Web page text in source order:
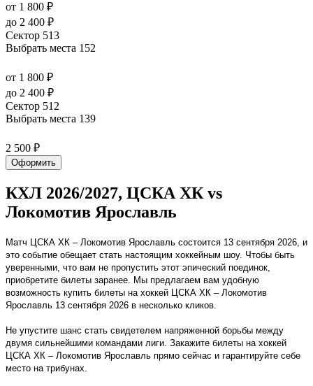
от 1 800 ₽
до 2 400 ₽
Сектор 513
Выбрать места 152
от 1 800 ₽
до 2 400 ₽
Сектор 512
Выбрать места 139
2 500 ₽
Оформить
КХЛ 2026/2027, ЦСКА ХК vs
Локомотив Ярославль
Матч ЦСКА ХК – Локомотив Ярославль состоится 13 сентября 2026, и
это событие обещает стать настоящим хоккейным шоу. Чтобы быть
уверенными, что вам не пропустить этот эпический поединок,
приобретите билеты заранее. Мы предлагаем вам удобную
возможность купить билеты на хоккей ЦСКА ХК – Локомотив
Ярославль 13 сентября 2026 в несколько кликов.
Не упустите шанс стать свидетелем напряженной борьбы между
двумя сильнейшими командами лиги. Закажите билеты на хоккей
ЦСКА ХК – Локомотив Ярославль прямо сейчас и гарантируйте себе
место на трибунах.